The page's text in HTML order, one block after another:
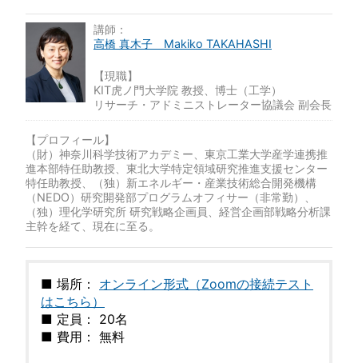
講師：
高橋 真木子 Makiko TAKAHASHI
【現職】
KIT虎ノ門大学院 教授、博士（工学）
リサーチ・アドミニストレーター協議会 副会長
【プロフィール】
（財）神奈川科学技術アカデミー、東京工業大学産学連携推
進本部特任助教授、東北大学特定領域研究推進支援センター
特任助教授、（独）新エネルギー・産業技術総合開発機構
（NEDO）研究開発部プログラムオフィサー（非常勤）、
（独）理化学研究所 研究戦略企画員、経営企画部戦略分析課
主幹を経て、現在に至る。
■ 場所： オンライン形式（Zoomの接続テスト
はこちら）
■ 定員： 20名
■ 費用： 無料